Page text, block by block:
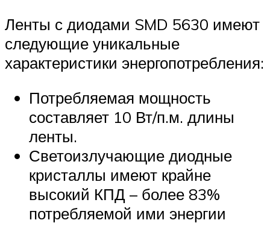
Ленты с диодами SMD 5630 имеют
следующие уникальные
характеристики энергопотребления:
Потребляемая мощность
составляет 10 Вт/п.м. длины
ленты.
Светоизлучающие диодные
кристаллы имеют крайне
высокий КПД – более 83%
потребляемой ими энергии